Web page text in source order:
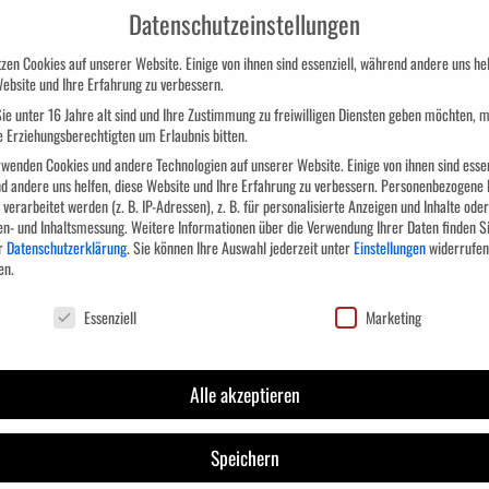
Arbeit und das Jobcenter finden auf dieser
wie wir die Lehrveranstaltungen inhaltlich als
ins Arbeitsleben ein. Egal, aus welchem Grund und
Ihrer Beratungstätigkeit
Datenschutzeinstellungen
Cookies auf unserer Website. Einige von ihnen sind essenziell, während andere uns
und Ihre Erfahrung zu verbessern.
unter 16 Jahre alt sind und Ihre Zustimmung zu freiwilligen Diensten geben möchten,
Erziehungsberechtigten um Erlaubnis bitten.
Cookies und andere Technologien auf unserer Website. Einige von ihnen sind
andere uns helfen, diese Website und Ihre Erfahrung zu verbessern. Personenbezogene
werden (z. B. IP-Adressen), z. B. für personalisierte Anzeigen und Inhalte oder
und Inhaltsmessung.Weitere Informationen über die Verwendung Ihrer Daten finden
Datenschutzerklärung.Sie können Ihre Auswahl jederzeit unterEinstellungen
Essenziell Marketing
Alle akzeptieren
Speichern